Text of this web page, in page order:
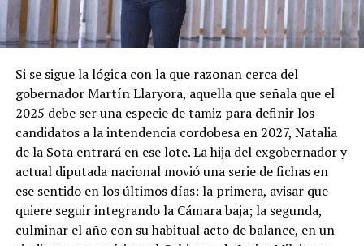
Si se sigue la lógica con la que razonan cerca del
gobernador Martín Llaryora, aquella que señala que el
2025 debe ser una especie de tamiz para definir los
candidatos a la intendencia cordobesa en 2027, Natalia
de la Sota entrará en ese lote. La hija del exgobernador y
actual diputada nacional movió una serie de fichas en
ese sentido en los últimos días: la primera, avisar que
quiere seguir integrando la Cámara baja; la segunda,
culminar el año con su habitual acto de balance, en un